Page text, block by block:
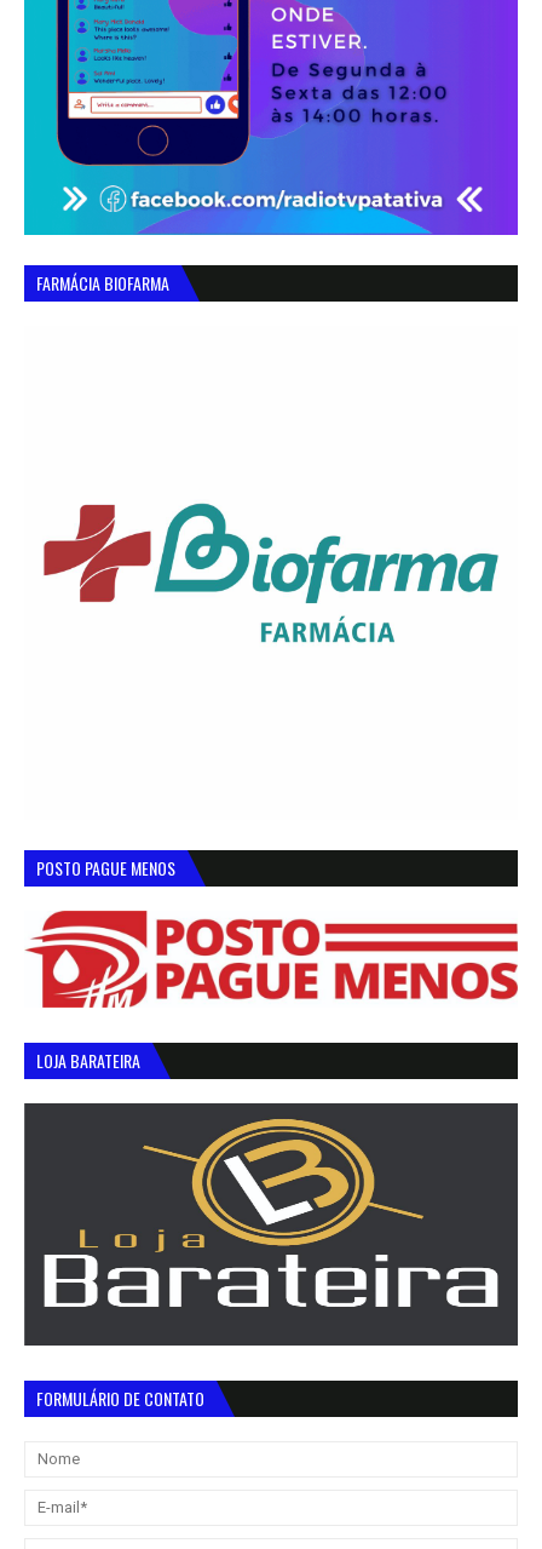
FARMÁCIA BIOFARMA
POSTO PAGUE MENOS
LOJA BARATEIRA
FORMULÁRIO DE CONTATO